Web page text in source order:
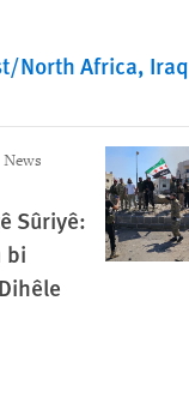
North Africa Iraq
News
Sûriyê:
bi